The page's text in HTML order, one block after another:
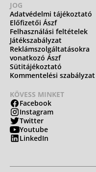
JOG
Adatvédelmi tájékoztató
Előfizetői Ászf
Felhasználási feltételek
Játékszabályzat
Reklámszolgáltatásokra
vonatkozó Ászf
Sütitájékoztató
Kommentelési szabályzat
KÖVESS MINKET
Facebook
Instagram
Twitter
Youtube
LinkedIn